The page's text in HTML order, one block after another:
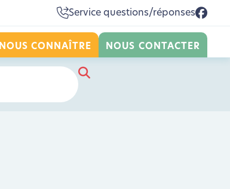
Service questions/réponses
NOUS CONNAÎTRE NOUS CONTACTER